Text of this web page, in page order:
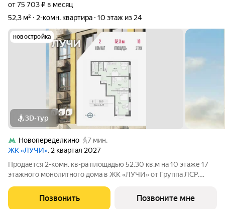
от 75 703 ₽ в месяц
52,3 м²
2-комн. квартира 10 этаж из 24
новостройка
3D-тур
Новопеределкино
7 мин.
ЖК «ЛУЧИ», 2 квартал 2027
Продается 2-комн. кв-ра площадью 52.30 кв.м на 10 этаже 17
этажного монолитного дома в ЖК «ЛУЧИ» от Группа ЛСР.
самых зелёных и благоприятных для жизни районов столицы
Солнцево, который
Позвонить Позвоните мне